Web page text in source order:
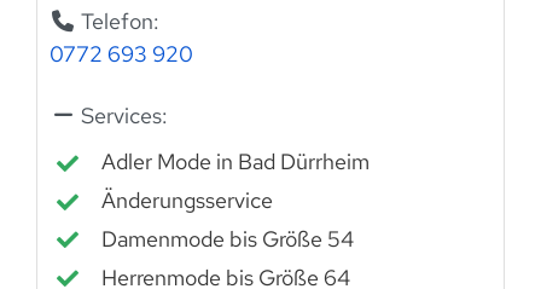
Telefon:
0772 693 920
Services:
Adler Mode in Bad Dürrheim
Änderungsservice
Damenmode bis Größe 54
Herrenmode bis Größe 64